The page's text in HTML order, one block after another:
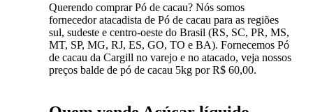
Querendo comprar Pó de cacau? Nós somos
fornecedor atacadista de Pó de cacau para as regiões
sul, sudeste e centro-oeste do Brasil (RS, SC, PR, MS,
MT, SP, MG, RJ, ES, GO, TO e BA). Fornecemos Pó
de cacau da Cargill no varejo e no atacado, veja nossos
preços balde de pó de cacau 5kg por R$ 60,00.